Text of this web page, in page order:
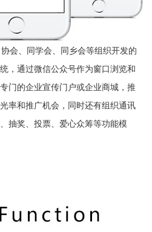
会、同学会、同乡会等组织开发的
，通过微信公众号作为窗口浏览和
门的企业宣传门户或企业商城，推
率和推广机会，同时还有组织通讯
抽奖、投票、爱心众筹等功能模